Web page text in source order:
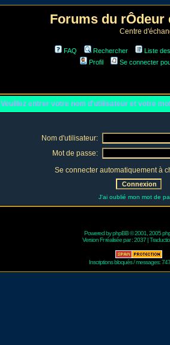
Forums du rÔdeur
Centre
FAQ Rechercher Liste
Profil
Se connecter
Veuillez entrer votre nom d'utilisateur et votre
Nom d'utilisateur:
Mot de passe:
Se connecter automatiquement à
J'ai oublié mon mot de
Powered byphpBB© 2001, 2005
Version Fr réalisée par :2037 |
Inscriptions bloqués / messages: